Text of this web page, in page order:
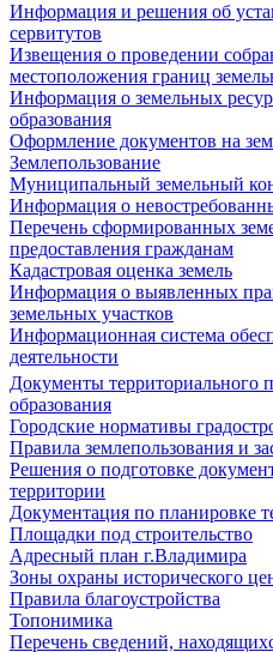
Информация и решения об
сервитутов
Извещения о проведении
местоположения границ
Информация о земельных
образования
Оформление документов на
Землепользование
Муниципальный земельный
Информация о
Перечень сформированных
предоставления гражданам
Кадастровая оценка земель
Информация о выявленных
земельных участков
Информационная система
деятельности
Документы территориального
образования
Городские нормативы
Правила землепользования и
Решения о подготовке
территории
Документация по планировке
Площадки под строительство
Адресный план г.Владимира
Зоны охраны исторического
Правила благоустройства
Топонимика
Перечень сведений,